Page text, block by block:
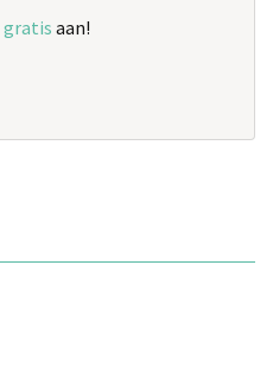
gratis aan!